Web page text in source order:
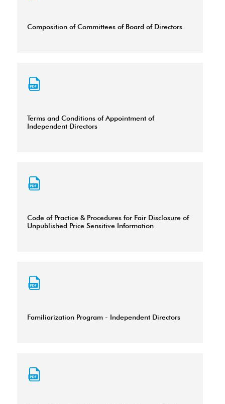
Composition of Committees of Board of Directors
Terms and Conditions of Appointment of
Independent Directors
Code of Practice & Procedures for Fair Disclosure of
Unpublished Price Sensitive Information
Familiarization Program - Independent Directors